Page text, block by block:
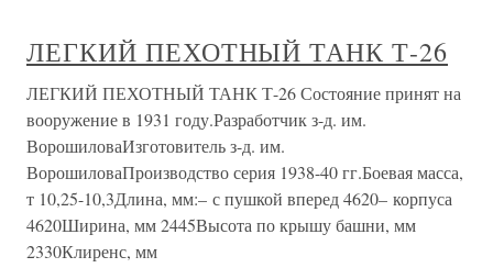
ЛЕГКИЙ ПЕХОТНЫЙ ТАНК Т-26
ЛЕГКИЙ ПЕХОТНЫЙ ТАНК Т-26 Состояние принят на
вооружение в 1931 году.Разработчик з-д. им.
ВорошиловаИзготовитель з-д. им.
ВорошиловаПроизводство серия 1938-40 гг.Боевая масса,
т 10,25-10,3Длина, мм:– с пушкой вперед 4620– корпуса
4620Ширина, мм 2445Высота по крышу башни, мм
2330Клиренс, мм